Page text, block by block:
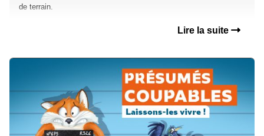
de terrain.
Lire la suite